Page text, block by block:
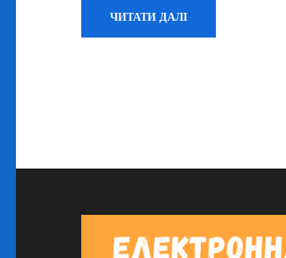
ЧИТАТИ ДАЛІ